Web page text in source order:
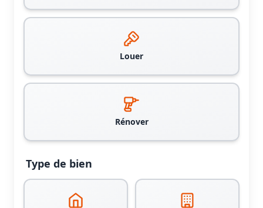
Louer
Rénover
Type de bien